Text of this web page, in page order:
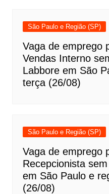
São Paulo e Região (SP)
Vaga de emprego
Vendas Interno
Labbore em São
terça (26/08)
São Paulo e Região (SP)
Vaga de emprego
Recepcionista
em São Paulo e
(26/08)